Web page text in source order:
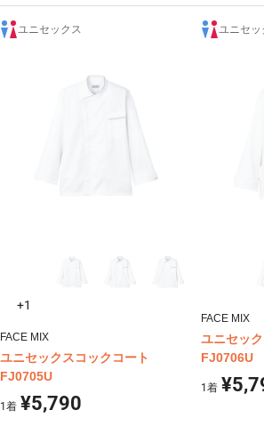
ユニセックス
+1
FACE MIX
ユニセックスコックコート
FJ0705U
1 着 ¥5,790
ユニセッ
FACE MIX
ユニセッ
FJ0706U
1 着